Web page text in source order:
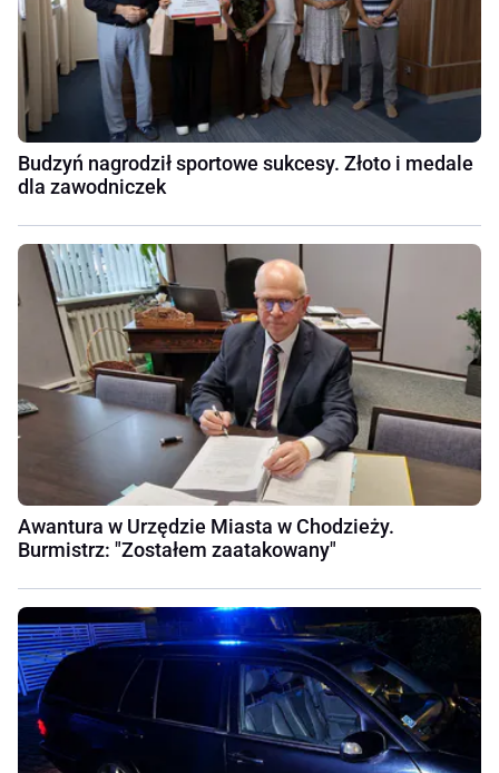
Budzyń nagrodził sportowe sukcesy. Złoto i medale
dla zawodniczek
Awantura w Urzędzie Miasta w Chodzieży.
Burmistrz: "Zostałem zaatakowany"